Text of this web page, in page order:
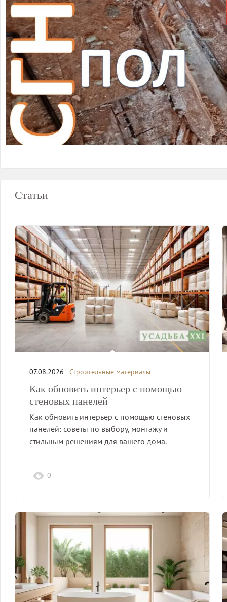
Статьи
07.08.2026 -Строительные материалы
Как обновить интерьер с помощью
стеновых панелей
Как обновить интерьер с помощью стеновых
панелей: советы по выбору, монтажу и
стильным решениям для вашего дома.
0